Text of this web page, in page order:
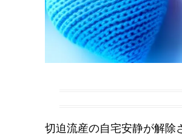
切迫流産の自宅安静が解除